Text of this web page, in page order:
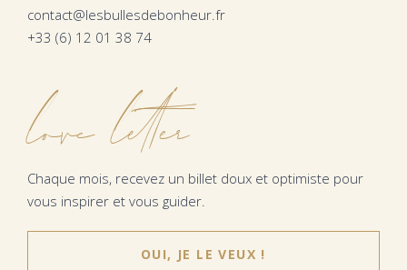
contact@lesbullesdebonheur.fr
+33 (6) 12 01 38 74
love letter
Chaque mois, recevez un billet doux et optimiste pour
vous inspirer et vous guider.
OUI, JE LE VEUX !